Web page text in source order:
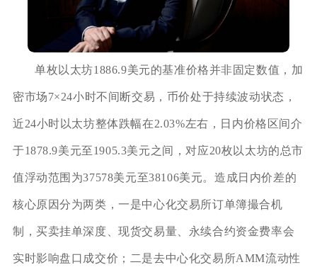
单枚以太坊1886.9美元的基准价格并非固定数值，加
密市场7×24小时不间断交易，币价处于持续波动状态，
近24小时以太坊整体跌幅在2.03%左右，日内价格区间介
于1878.9美元至1905.3美元之间，对应20枚以太坊的总市
值浮动范围为37578美元至38106美元。造成日内价差的
核心原因分为两类，一是中心化交易所订单簿撮合机
制，买卖挂单深度、现货交易量、永续合约资金费率会
实时影响盘口成交价；二是去中心化交易所AMM流动性